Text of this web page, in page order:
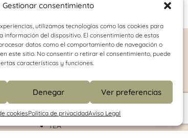
Gestionar consentimiento
utilizamos tecnologías como las cookies para
información del dispositivo. El consentimiento de estas
datos como el comportamiento de navegación o
este sitio. No consentir o retirar el consentimiento, puede
características y funciones.
Denegar Ver preferencias
cookiesPolitica de privacidadAviso Legal
Logopedia
Disfemia
Dislexia
Retraso del lenguaje
Habilidades de comunicación
TEA